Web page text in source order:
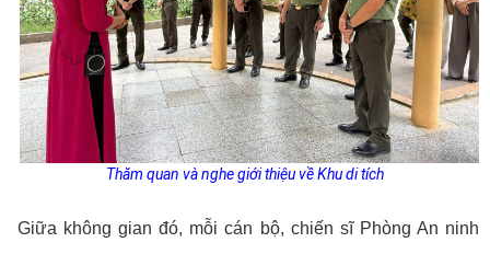
Thăm quan và nghe giới thiệu về Khu di tích
Giữa không gian đó, mỗi cán bộ, chiến sĩ Phòng An ninh